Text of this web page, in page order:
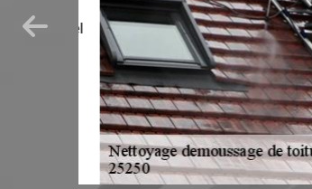
Michel